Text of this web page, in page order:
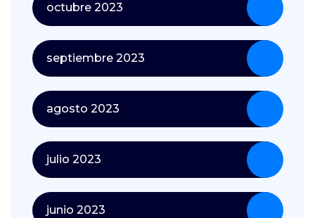
octubre 2023
septiembre 2023
agosto 2023
julio 2023
junio 2023